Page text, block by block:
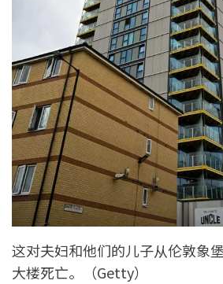
这对夫妇和他们的儿子从伦敦象
大楼死亡。（Getty）